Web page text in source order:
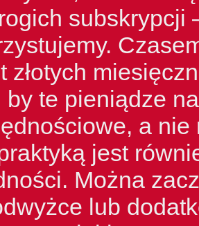
subskrypcji
złotych
by te pieniądze
a nie
jest
Można
lub